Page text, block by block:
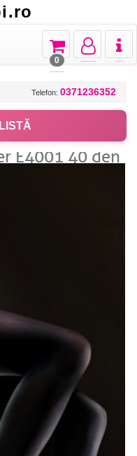
Toggle
Toggle
navigation
Toggle
navigation
0
Telefon: 0371236352
E4001 40 den